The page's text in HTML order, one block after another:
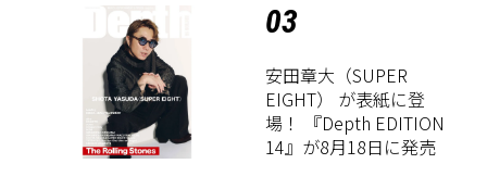
03
安田章大（SUPER
EIGHT） が表紙に登
場！ 『Depth EDITION
14』が8月18日に発売